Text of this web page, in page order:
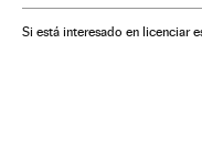
Europa Sul Europa
Si está interesado en licenciar